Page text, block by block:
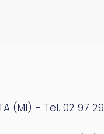
(MI) - Tel. 02 97